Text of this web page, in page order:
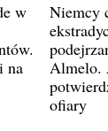
w
na
Niemcy
Almelo.
ofiary